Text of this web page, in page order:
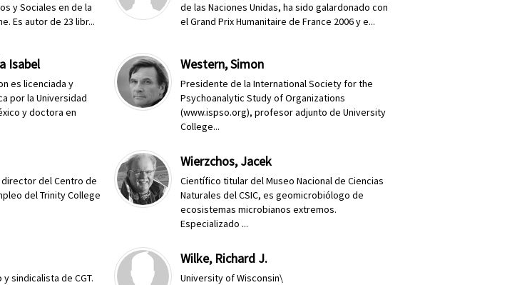
y Sociales en de la
Es autor de 23 libr...
de las Naciones Unidas, ha sido galardonado con
el Grand Prix Humanitaire de France 2006 y e...
Isabel
es licenciada y
por la Universidad
y doctora en
Western, Simon
Presidente de la International Society for the
Psychoanalytic Study of Organizations
(www.ispso.org), profesor adjunto de University
College...
del Centro de
del Trinity College
Wierzchos, Jacek
Científico titular del Museo Nacional de Ciencias
Naturales del CSIC, es geomicrobiólogo de
ecosistemas microbianos extremos.
Especializado ...
sindicalista de CGT.
Wilke, Richard J.
University of Wisconsin\